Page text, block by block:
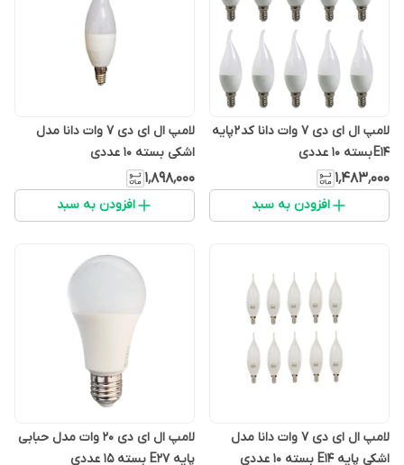
لامپ ال ای دی ۷ وات دانا کد 2 پایه
E14 بسته 10 عددی
۱٬۴۸۳٬۰۰۰
افزودن به سبد
لامپ ال ای دی 7 وات دانا مدل
اشکی بسته 10 عددی
۱٬۸۹۸٬۰۰۰
افزودن به سبد
لامپ ال ای دی 7 وات دانا مدل
اشکی پایه E14 بسته 10 عددی
لامپ ال ای دی 20 وات مدل حبابی
پایه E27 بسته ۱۵ عددی